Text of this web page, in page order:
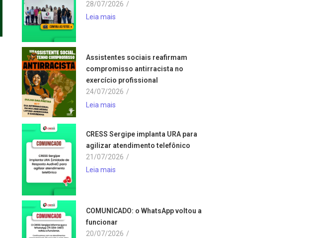
28/07/2026 /
Leia mais
Assistentes sociais reafirmam
compromisso antirracista no
exercício profissional
24/07/2026 /
Leia mais
CRESS Sergipe implanta URA para
agilizar atendimento telefônico
21/07/2026 /
Leia mais
COMUNICADO: o WhatsApp voltou a
funcionar
20/07/2026 /